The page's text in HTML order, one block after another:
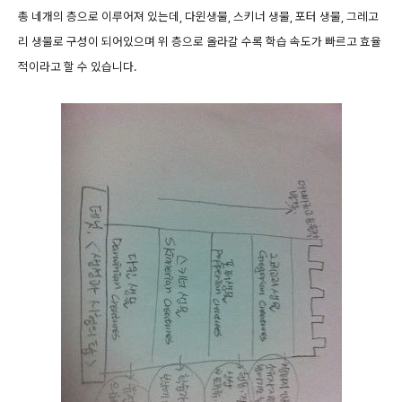
총 네개의 층으로 이루어져 있는데, 다윈생물, 스키너 생물, 포터 생물, 그레고
리 생물로 구성이 되어있으며 위 층으로 올라갈 수록 학습 속도가 빠르고 효율
적이라고 할 수 있습니다.